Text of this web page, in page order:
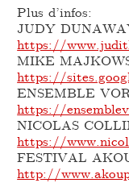
Plus d’infos:
JUDY
https://
MIKE
https://
ENSEMBLE
https://
NICOLAS
https://
FESTIVAL
http://